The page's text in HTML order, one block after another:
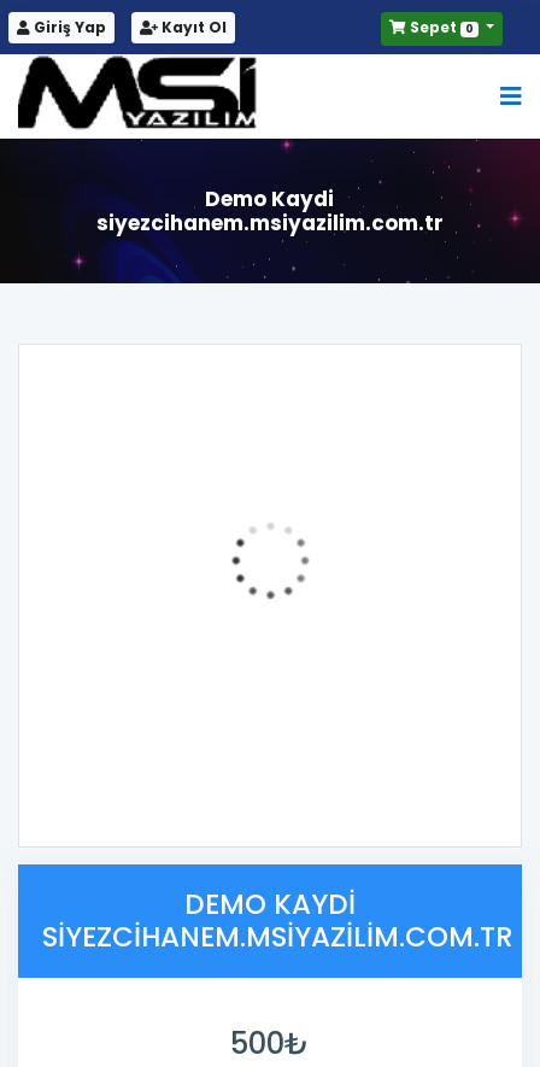
Giriş Yap Kayıt Ol Sepet 0
Demo Kaydi
siyezcihanem.msiyazilim.com.tr
DEMO KAYDI
SIYEZCIHANEM.MSIYAZILIM.COM.TR
500₺